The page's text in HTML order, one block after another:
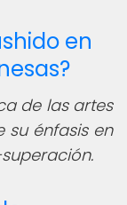
en
de las artes
su énfasis en